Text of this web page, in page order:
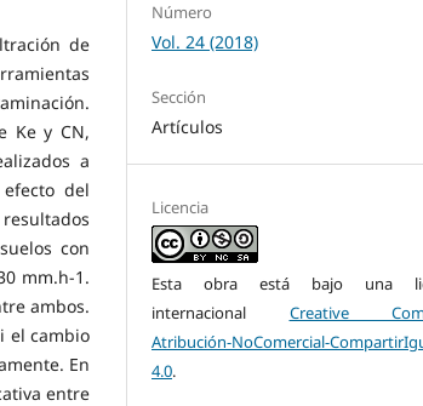
de
Ke y CN,
a
del
con
mm.h-1.
ambos.
el cambio
En
entre
Número
Vol. 24 (2018)
Sección
Artículos
Licencia
Esta obra está bajo una
internacional Creative
Atribución-NoComercial-
4.0.